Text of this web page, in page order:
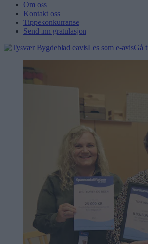
Om oss
Kontakt oss
Tippekonkurranse
Send inn gratulasjon
Les som e-avisGå